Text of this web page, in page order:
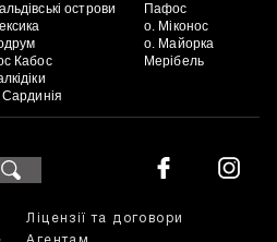
острови
Кабос
Пафос
о. Міконос
о. Майорка
Мерібель
Ліцензії та договори